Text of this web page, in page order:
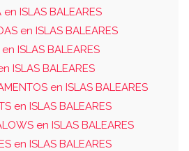
ISLAS BALEARES
en ISLAS BALEARES
ISLAS BALEARES
ISLAS BALEARES
en ISLAS BALEARES
en ISLAS BALEARES
en ISLAS BALEARES
en ISLAS BALEARES